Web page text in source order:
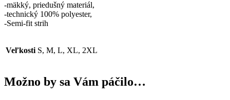
-mäkký, priedušný materiál,
-technický 100% polyester,
-Semi-fit strih
Veľkosti S, M, L, XL, 2XL
Možno by sa Vám páčilo…